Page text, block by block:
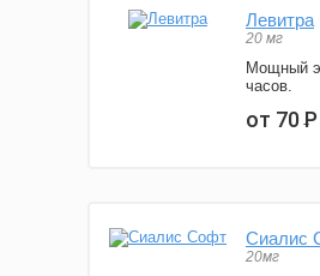
Левитра
20 мг
Мощный
часов.
от 70Р
Сиалис
20мг